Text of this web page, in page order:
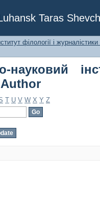
Taras
філології і
науковий
Author
T U V W X Y Z